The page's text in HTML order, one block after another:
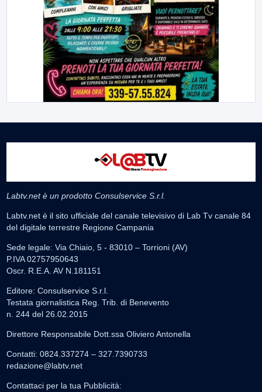
Labtv.net è un prodotto Consulservice S.r.l.
Labtv.net è il sito ufficiale del canale televisivo di Lab Tv canale 84
del digitale terrestre Regione Campania
Sede legale: Via Chiaio, 5 - 83010 – Torrioni (AV)
P.IVA 02757950643
Oscr. R.E.A. AV N.181151
Editore: Consulservice S.r.l.
Testata giornalistica Reg. Trib. di Benevento
n. 244 del 26.02.2015
Direttore Responsabile Dott.ssa Oliviero Antonella
Contatti: 0824.337274 – 327.7390733
redazione@labtv.net
Contattaci per la tua Pubblicità: